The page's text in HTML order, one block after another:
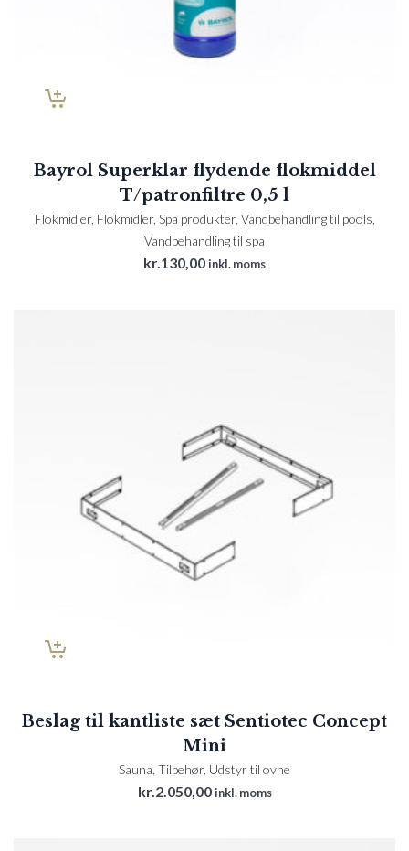
Bayrol Superklar flydende flokmiddel
T/patronfiltre 0,5 l
Flokmidler, Flokmidler, Spa produkter, Vandbehandling til pools
Vandbehandling til spa
kr.130,00inkl. moms
Beslag til kantliste sæt Sentiotec Concept
Mini
Sauna Tilbehør, Udstyr til ovne
kr.2.050,00 inkl. moms